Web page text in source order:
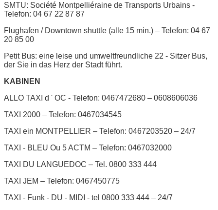
SMTU: Société Montpelliéraine de Transports Urbains -
Telefon: 04 67 22 87 87
Flughafen / Downtown shuttle (alle 15 min.) – Telefon: 04 67
20 85 00
Petit Bus: eine leise und umweltfreundliche 22 - Sitzer Bus,
der Sie in das Herz der Stadt führt.
KABINEN
ALLO TAXI d ' OC - Telefon: 0467472680 – 0608606036
TAXI 2000 – Telefon: 0467034545
TAXI ein MONTPELLIER – Telefon: 0467203520 – 24/7
TAXI - BLEU Ou 5 ACTM – Telefon: 0467032000
TAXI DU LANGUEDOC – Tel. 0800 333 444
TAXI JEM – Telefon: 0467450775
TAXI - Funk - DU - MIDI - tel 0800 333 444 – 24/7